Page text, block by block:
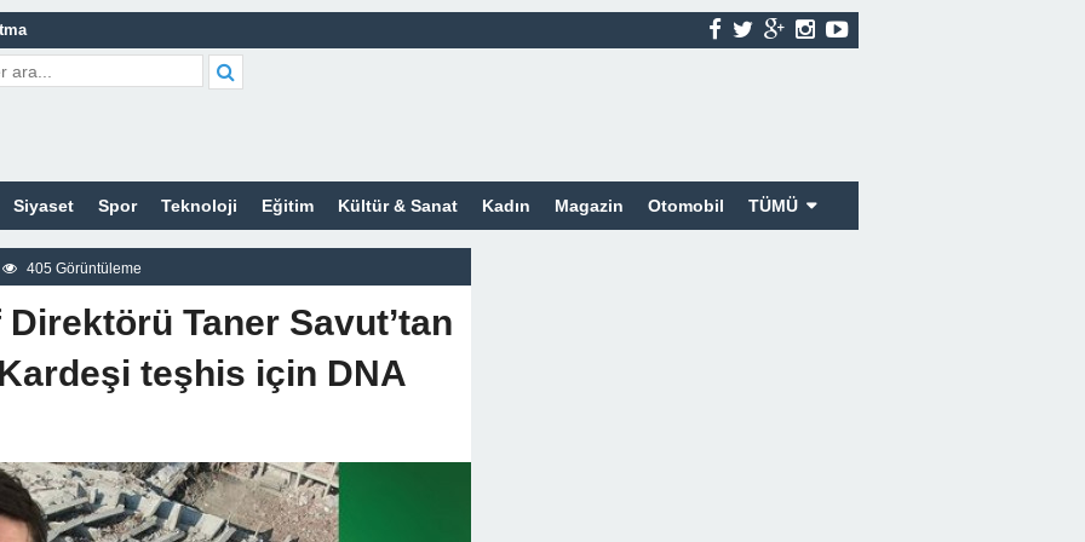
Nelerdir?
Nelerdir?
Nelerdir?
Bayan Sitesi
Siyaset Spor Teknoloji Eğitim Kültür & Sanat Kadın Magazin Otomobil TÜMÜ
405 Görüntüleme
Taner Savut’tan
teşhis için DNA